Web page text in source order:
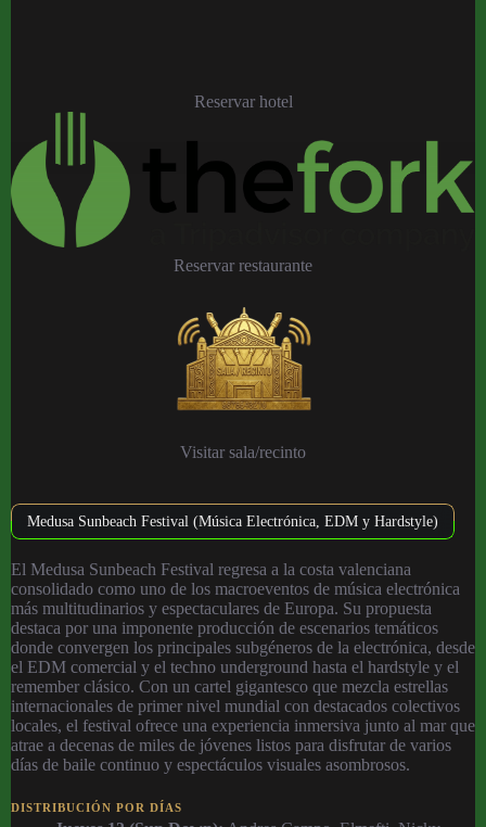
Reservar hotel
Reservar restaurante
Visitar sala/recinto
Medusa Sunbeach Festival (Música Electrónica, EDM y Hardstyle)
El Medusa Sunbeach Festival regresa a la costa valenciana
consolidado como uno de los macroeventos de música electrónica
más multitudinarios y espectaculares de Europa. Su propuesta
destaca por una imponente producción de escenarios temáticos
donde convergen los principales subgéneros de la electrónica, desde
el EDM comercial y el techno underground hasta el hardstyle y el
remember clásico. Con un cartel gigantesco que mezcla estrellas
internacionales de primer nivel mundial con destacados colectivos
locales, el festival ofrece una experiencia inmersiva junto al mar que
atrae a decenas de miles de jóvenes listos para disfrutar de varios
días de baile continuo y espectáculos visuales asombrosos.
DISTRIBUCIÓN POR DÍAS